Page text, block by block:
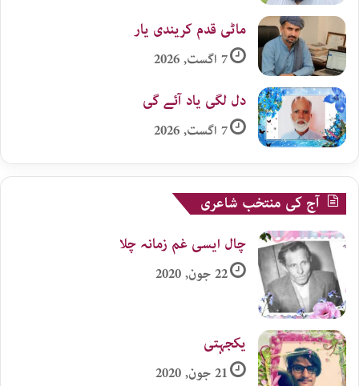
ماٹی قدم کریندی یار
7 اگست, 2026
دل لگی یاد آئے گی
7 اگست, 2026
آج کی منتخب شاعری
چال ایسی غم زمانہ چلا
22 جون, 2020
یکجہتی
21 جون, 2020